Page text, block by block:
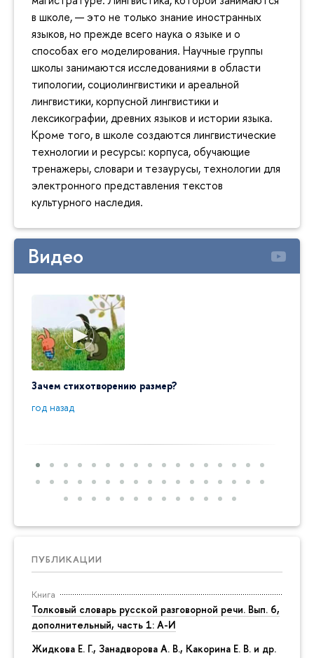
в школе, — это не только знание иностранных
языков, но прежде всего наука о языке и о
способах его моделирования. Научные группы
школы занимаются исследованиями в области
типологии, социолингвистики и ареальной
лингвистики, корпусной лингвистики и
лексикографии, древних языков и истории языка.
Кроме того, в школе создаются лингвистические
технологии и ресурсы: корпуса, обучающие
тренажеры, словари и тезаурусы, технологии для
электронного представления текстов
культурного наследия.
Видео
Зачем стихотворению размер?
год назад
ПУБЛИКАЦИИ
Книга
Толковый словарь русской разговорной речи. Вып. 6,
дополнительный, часть 1: А-И
Жидкова Е. Г., Занадворова А. В., Какорина Е. В. и др.